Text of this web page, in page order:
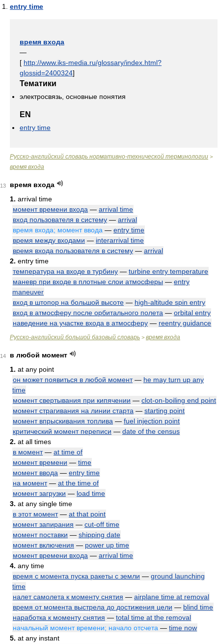
entry time
время входа
—
[ http://www.iks-media.ru/glossary/index.html?
glossid=2400324]
Тематики
электросвязь, основные понятия
EN
entry time
Русско-английский словарь нормативно-технической терминологии >
время входа
13
время входа
1. arrival time
момент времени входа — arrival time
вход пользователя в систему — arrival
время входа; момент ввода — entry time
время между входами — interarrival time
время входа пользователя в систему — arrival
2. entry time
температура на входе в турбину — turbine entry temperature
маневр при входе в плотные слои атмосферы — entry
maneuver
вход в штопор на большой высоте — high-altitude spin entry
вход в атмосферу после орбитального полета — orbital entry
наведение на участке входа в атмосферу — reentry guidance
Русско-английский большой базовый словарь > время входа
14
в любой момент
1. at any point
он может появиться в любой момент— he may turn up any
time
момент свертывания при кипячении — clot-on-boiling end point
момент страгивания на линии старта — starting point
момент впрыскивания топлива — fuel injection point
критический момент переписи — date of the census
2. at all times
в момент— at time of
момент времени — time
момент ввода — entry time
на момент— at the time of
момент загрузки — load time
3. at any single time
в этот момент— at that point
момент запирания — cut-off time
момент поставки — shipping date
момент включения — power up time
момент времени входа — arrival time
4. any time
время с момента пуска ракеты с земли — ground launching
time
налет самолета к моменту снятия — airplane time at removal
время от момента выстрела до достижения цели — blind time
наработка к моменту снятия — total time at the removal
начальный момент времени; начало отсчета — time now
5. at any instant